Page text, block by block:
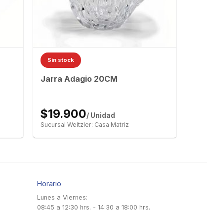
Sin stock
Jarra Adagio 20CM
$19.900/ Unidad
Sucursal Weitzler: Casa Matriz
Horario
Lunes a Viernes:
08:45 a 12:30 hrs. - 14:30 a 18:00 hrs.